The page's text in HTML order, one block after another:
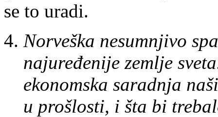
se to uradi.
Norveška nesumnjivo
najuređenije zemlje
ekonomska saradnja
u prošlosti, i šta bi